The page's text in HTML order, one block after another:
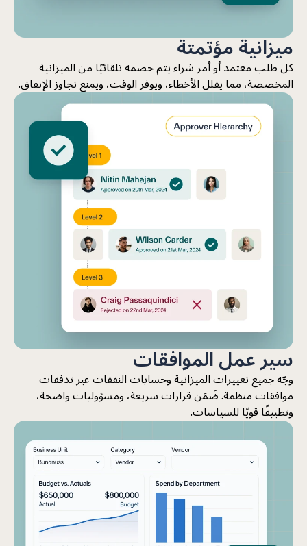
ميزانية مؤتمتة
كل طلب معتمد أو أمر شراء يتم خصمه تلقائيًا من الميزانية
المخصصة، مما يقلل الأخطاء، ويوفر الوقت، ويمنع تجاوز الإنفاق.
سير عمل الموافقات
وجّه جميع تغييرات الميزانية وحسابات النفقات عبر تدفقات
موافقات منظمة. ضَمَن قرارات سريعة، ومسؤوليات واضحة،
وتطبيقًا قويًا للسياسات.